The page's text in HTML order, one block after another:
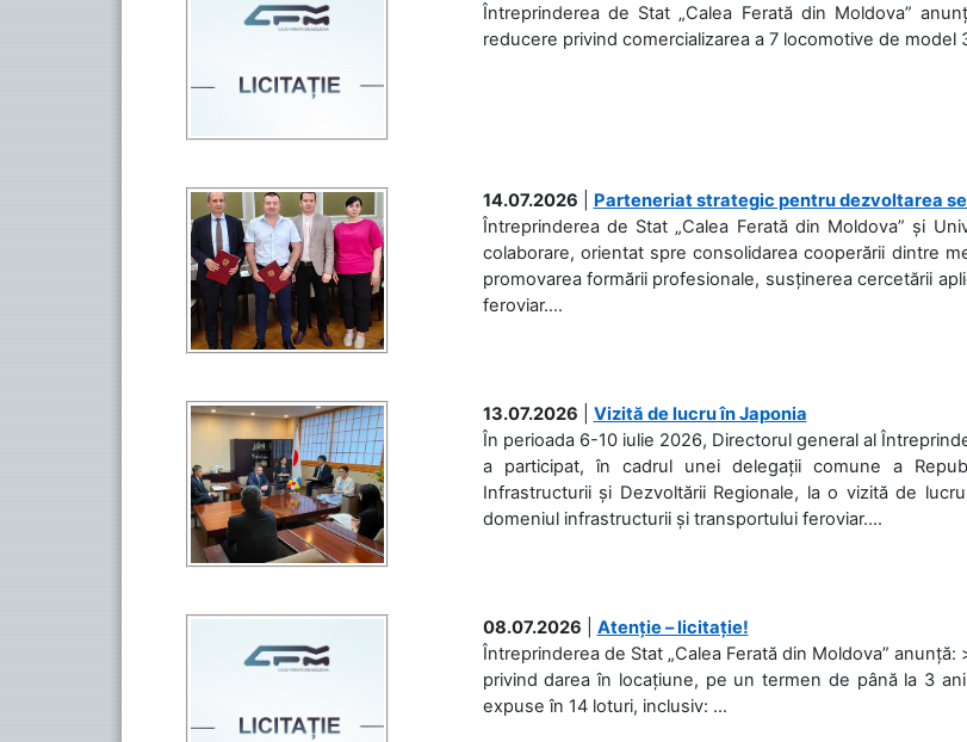
Întreprinderea de Stat „Calea Ferată din Moldova”
reducere privind comercializarea a 7 locomotive de
14.07.2026
Parteneriat strategic pentru dezvoltarea
Întreprinderea de Stat „Calea Ferată din Moldova” și
colaborare, orientat spre consolidarea cooperării dintre
promovarea formării profesionale, susținerea cercetării
feroviar....
13.07.2026
Vizită de lucru în Japonia
În perioada 6-10 iulie 2026, Directorul general al
a participat, în cadrul unei delegații comune a
Infrastructurii și Dezvoltării Regionale, la o vizită de
domeniul infrastructurii și transportului feroviar....
08.07.2026
Atenție – licitație!
Întreprinderea de Stat „Calea Ferată din Moldova”
privind darea în locațiune, pe un termen de până la 3
expuse în 14 loturi, inclusiv: ...